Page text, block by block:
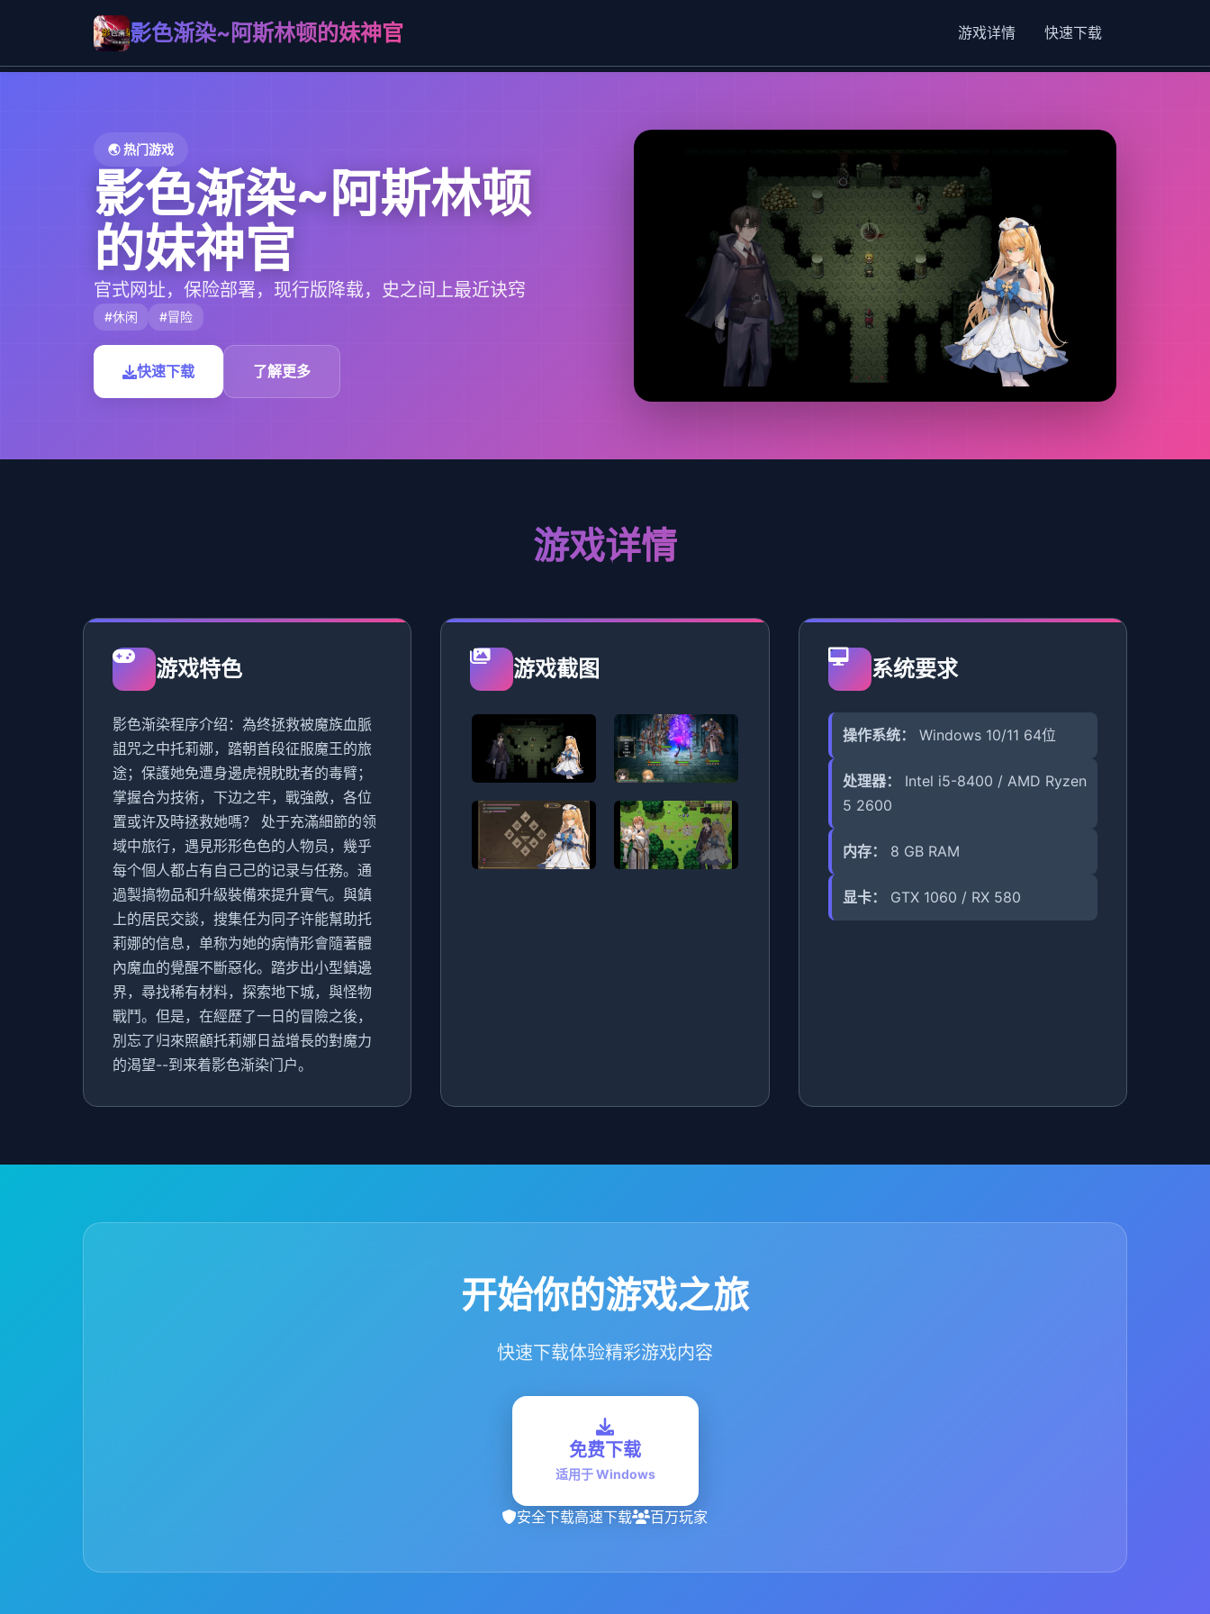
影色渐染~阿斯林顿的妹神官 游戏详情 快速下载
🌏 热门游戏
影色渐染~阿斯林顿
的妹神官
官式网址，保险部署，现行版降载，史之间上最近诀窍
#休闲 #冒险
快速下载 了解更多
游戏详情
游戏特色
影色渐染程序介绍：為终拯救被魔族血脈
詛咒之中托莉娜，踏朝首段征服魔王的旅
途；保護她免遭身邊虎視眈眈者的毒臂；
掌握合为技術，下边之牢，戰強敵，各位
置或许及時拯救她嗎？ 处于充滿細節的领
域中旅行，遇見形形色色的人物员，幾乎
每个個人都占有自己己的记录与任務。通
過製搞物品和升級裝備來提升實气。與鎮
上的居民交談，搜集任为同子许能幫助托
莉娜的信息，单称为她的病情形會隨著體
內魔血的覺醒不斷惡化。踏步出小型鎮邊
界，尋找稀有材料，探索地下城，與怪物
戰鬥。但是，在經歷了一日的冒險之後，
別忘了归來照顧托莉娜日益增長的對魔力
的渴望--到来着影色渐染门户。
游戏截图 系统要求
操作系统： Windows 10/11 64位
处理器：
Intel i5-8400 / AMD Ryzen
5 2600
内存： 8 GB RAM
显卡： GTX 1060 / RX 580
开始你的游戏之旅
快速下载体验精彩游戏内容
免费下载
适用于 Windows
安全下载高速下载 百万玩家